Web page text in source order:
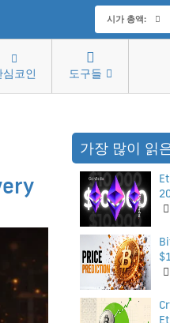
시가 총액:
심코인 도구들
가장 많이 읽